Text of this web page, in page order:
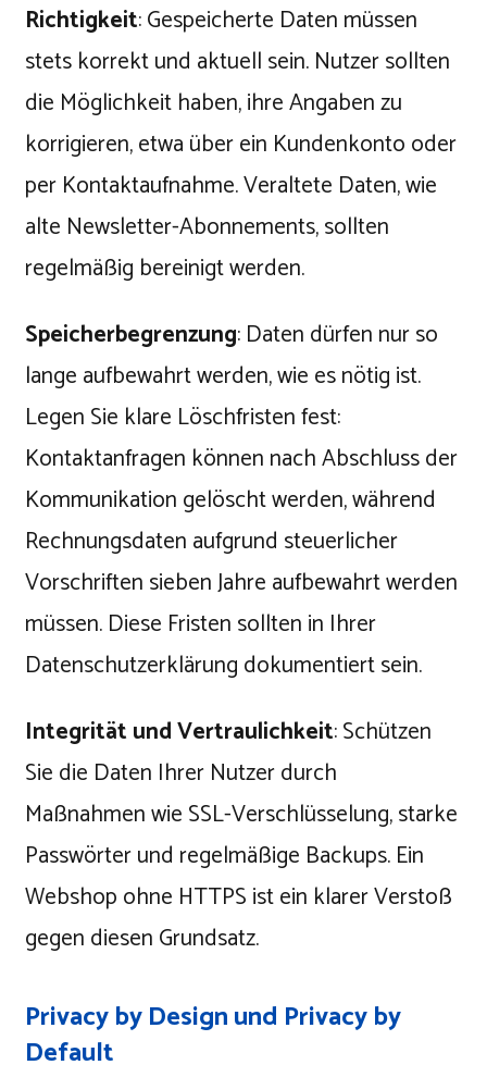
Richtigkeit: Gespeicherte Daten müssen
stets korrekt und aktuell sein. Nutzer sollten
die Möglichkeit haben, ihre Angaben zu
korrigieren, etwa über ein Kundenkonto oder
per Kontaktaufnahme. Veraltete Daten, wie
alte Newsletter-Abonnements, sollten
regelmäßig bereinigt werden.
Speicherbegrenzung: Daten dürfen nur so
lange aufbewahrt werden, wie es nötig ist.
Legen Sie klare Löschfristen fest:
Kontaktanfragen können nach Abschluss der
Kommunikation gelöscht werden, während
Rechnungsdaten aufgrund steuerlicher
Vorschriften sieben Jahre aufbewahrt werden
müssen. Diese Fristen sollten in Ihrer
Datenschutzerklärung dokumentiert sein.
Integrität und Vertraulichkeit: Schützen
Sie die Daten Ihrer Nutzer durch
Maßnahmen wie SSL-Verschlüsselung, starke
Passwörter und regelmäßige Backups. Ein
Webshop ohne HTTPS ist ein klarer Verstoß
gegen diesen Grundsatz.
Privacy by Design und Privacy by
Default